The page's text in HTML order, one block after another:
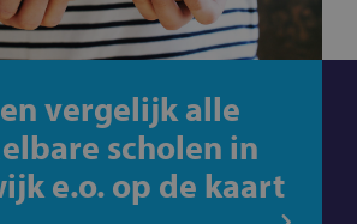
vergelijk alle
scholen in
e.o. op de kaart